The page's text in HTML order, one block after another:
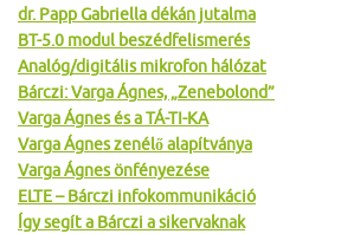
dr. Papp Gabriella dékán jutalma
BT-5.0 modul beszédfelismerés
Analóg/digitális mikrofon hálózat
Bárczi: Varga Ágnes, „Zenebolond”
Varga Ágnes és a TÁ-TI-KA
Varga Ágnes zenélő alapítványa
Varga Ágnes önfényezése
ELTE – Bárczi infokommunikáció
Így segít a Bárczi a sikervaknak